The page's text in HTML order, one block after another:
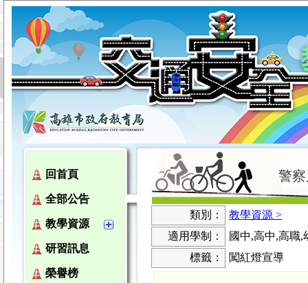
回首頁
全部公告
教學資源
研習訊息
榮譽榜
警
類別：
教學資源 >
適用學制：
國中,高中,高職,
標籤：
闖紅燈宣導